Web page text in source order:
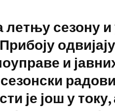
сезону
и
је још у